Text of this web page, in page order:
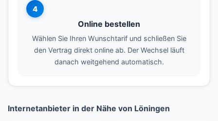
4
Online bestellen
Wählen Sie Ihren Wunschtarif und schließen Sie
den Vertrag direkt online ab. Der Wechsel läuft
danach weitgehend automatisch.
Internetanbieter in der Nähe von Löningen